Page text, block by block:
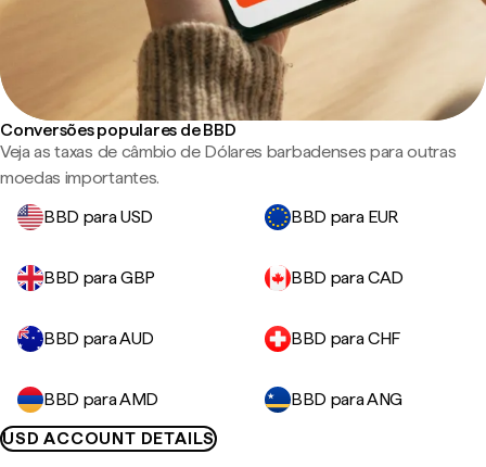
Conversões populares de BBD
Veja as taxas de câmbio de Dólares barbadenses para outras
moedas importantes.
BBD para USD
BBD para EUR
BBD para GBP BBD para CAD
BBD para AUD BBD para CHF
BBD para AMD
BBD para ANG
USD ACCOUNT DETAILS